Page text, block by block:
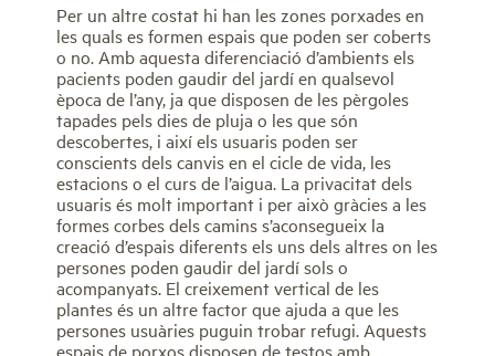
Per un altre costat hi han les zones porxades en
les quals es formen espais que poden ser coberts
o no. Amb aquesta diferenciació d’ambients els
pacients poden gaudir del jardí en qualsevol
època de l’any, ja que disposen de les pèrgoles
tapades pels dies de pluja o les que són
descobertes, i així els usuaris poden ser
conscients dels canvis en el cicle de vida, les
estacions o el curs de l’aigua. La privacitat dels
usuaris és molt important i per això gràcies a les
formes corbes dels camins s’aconsegueix la
creació d’espais diferents els uns dels altres on les
persones poden gaudir del jardí sols o
acompanyats. El creixement vertical de les
plantes és un altre factor que ajuda a que les
persones usuàries puguin trobar refugi. Aquests
espais de porxos disposen de testos amb